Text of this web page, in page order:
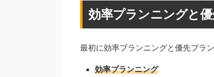
効率プランニングと
最初に効率プランニングと優先プラ
効率プランニング